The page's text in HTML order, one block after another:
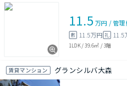
11.5 万円 /管理
敷 11.5万円 礼 11.5
1LDK/39.6㎡ /3階
賃貸マンション グランシルバ大森